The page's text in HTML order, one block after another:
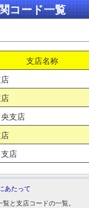
コード一覧
支店名称
支店
店
あたって
と支店コードの一覧。